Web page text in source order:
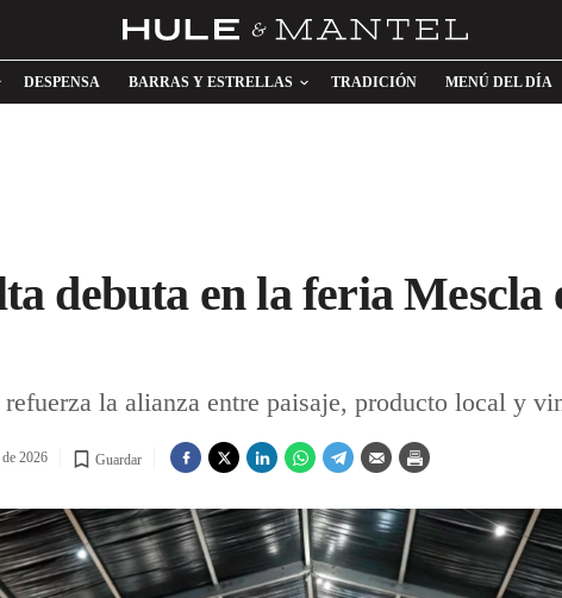
DESPENSA BARRAS Y ESTRELLAS TRADICIÓN MENÚ DEL DÍA
debuta en la feria Mescla
la alianza entre paisaje, producto local y
2026 Guardar